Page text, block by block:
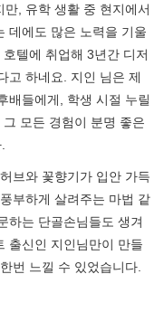
, 유학 생활 중 현지에서
데에도 많은 노력을 기울
텔에 취업해 3년간 디저
고 하네요. 지인 님은 제
배들에게, 학생 시절 누릴
모든 경험이 분명 좋은
브와 꽃향기가 입안 가득
부하게 살려주는 마법 같
하는 단골손님들도 생겨
출신인 지인님만이 만들
번 느낄 수 있었습니다.